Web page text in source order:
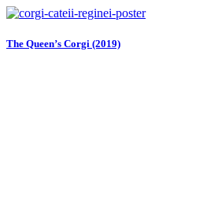
The Queen’s Corgi (2019)